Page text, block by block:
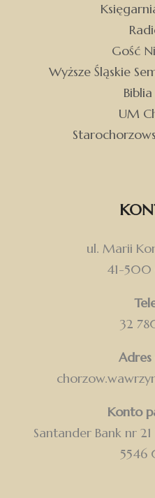
Gość
Wyższe Śląskie
UM
ul. Marii
41-500
32
Konto
Santander Bank nr